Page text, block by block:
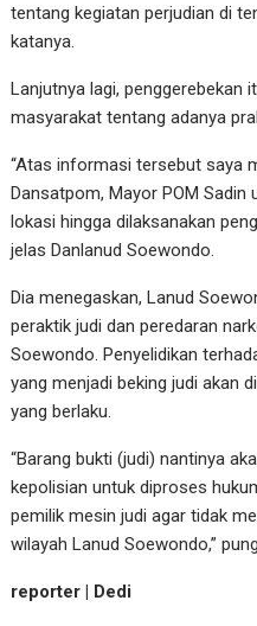
tentang kegiatan perjudian di
katanya.
Lanjutnya lagi, penggerebekan
masyarakat tentang adanya
“Atas informasi tersebut saya
Dansatpom, Mayor POM Sadin
lokasi hingga dilaksanakan
jelas Danlanud Soewondo.
Dia menegaskan, Lanud
peraktik judi dan peredaran
Soewondo. Penyelidikan
yang menjadi beking judi akan
yang berlaku.
“Barang bukti (judi) nantinya
kepolisian untuk diproses
pemilik mesin judi agar tidak
wilayah Lanud Soewondo,”
reporter | Dedi